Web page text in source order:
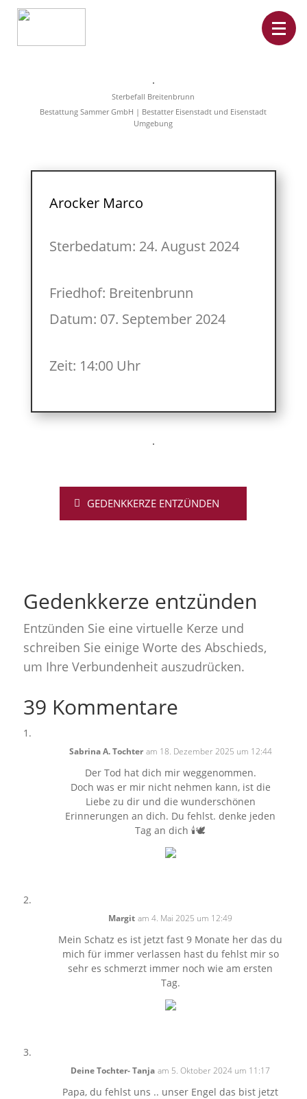
Rat&Hilfe
Sterbefälle
Sterbefall Breitenbrunn
Bestattung Sammer GmbH | Bestatter Eisenstadt und Eisenstadt
Umgebung
Arocker Marco
Sterbedatum: 24. August 2024
Friedhof: Breitenbrunn
Datum: 07. September 2024
Zeit: 14:00 Uhr
GEDENKKERZE ENTZÜNDEN
Gedenkkerze entzünden
Entzünden Sie eine virtuelle Kerze und
schreiben Sie einige Worte des Abschieds,
um Ihre Verbundenheit auszudrücken.
39 Kommentare
Sabrina A. Tochter am 18. Dezember 2025 um 12:44
Der Tod hat dich mir weggenommen.
Doch was er mir nicht nehmen kann, ist die
Liebe zu dir und die wunderschönen
Erinnerungen an dich. Du fehlst. denke jeden
Tag an dich 🕯️🕊️
Margit am 4. Mai 2025 um 12:49
Mein Schatz es ist jetzt fast 9 Monate her das du
mich für immer verlassen hast du fehlst mir so
sehr es schmerzt immer noch wie am ersten
Tag.
Deine Tochter- Tanja am 5. Oktober 2024 um 11:17
Papa, du fehlst uns .. unser Engel das bist jetzt